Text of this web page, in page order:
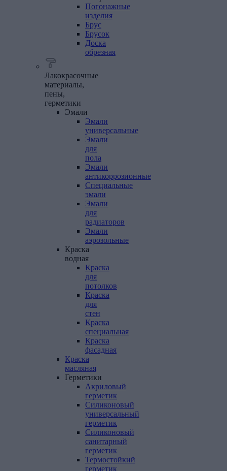
Погонажные
изделия
Брус
Брусок
Доска
обрезная
Лакокрасочные
материалы,
пены,
герметики
Эмали
Эмали
универсальные
Эмали
для
пола
Эмали
антикоррозионные
Специальные
эмали
Эмали
для
радиаторов
Эмали
аэрозольные
Краска
водная
Краска
для
потолков
Краска
для
стен
Краска
специальная
Краска
фасадная
Краска
масляная
Герметики
Акриловый
герметик
Силиконовый
универсальный
герметик
Силиконовый
санитарный
герметик
Термостойкий
герметик